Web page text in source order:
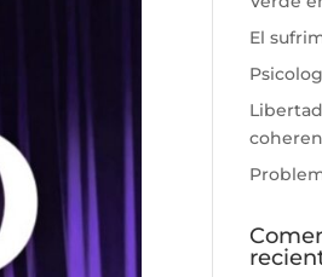
El